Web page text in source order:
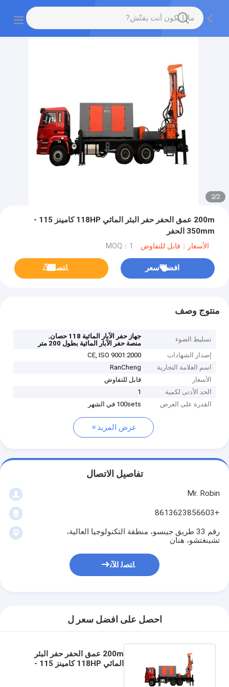
2
/
2
200m عمق الحفر حفر البئر المائي 118HP كامينز 115 -
350mm الحفر
الأسعار：قابل للتفاوض MOQ：1
افضل سعر ﺎﺘﺼﻟ ﺍﻶﻧ
منتوج وصف
تسليط الضوء جهاز حفر الآبار المائية 118 حصان
,
منصة حفر الآبار المائية بطول 200 متر
إصدار الشهادات
CE, ISO 9001:2000
اسم العلامة التجارية
RanCheng
الأسعار
قابل للتفاوض
الحد الأدنى لكمية
1
القدرة على العرض
100sets في الشهر
عرض المزيد
تفاصيل الاتصال
Mr. Robin
+8613623856603
رقم 33 طريق جينسو، منطقة التكنولوجيا العالية،
تشينغتشو، هنان
ﺎﺘﺼﻟ ﺍﻶﻧ
احصل على افضل سعر ل
200m عمق الحفر حفر البئر
المائي 118HP كامينز 115 -